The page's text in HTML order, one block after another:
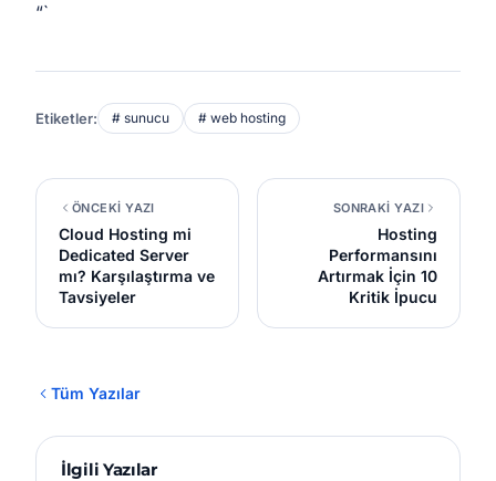
“`
Etiketler: # sunucu # web hosting
ÖNCEKİ YAZI
Cloud Hosting mi
Dedicated Server
mı? Karşılaştırma ve
Tavsiyeler
SONRAKİ YAZI
Hosting
Performansını
Artırmak İçin 10
Kritik İpucu
Tüm Yazılar
İlgili Yazılar